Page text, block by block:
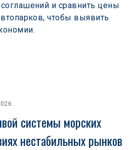
и сравнить цены
чтобы выявить
системы морских
нестабильных рынков